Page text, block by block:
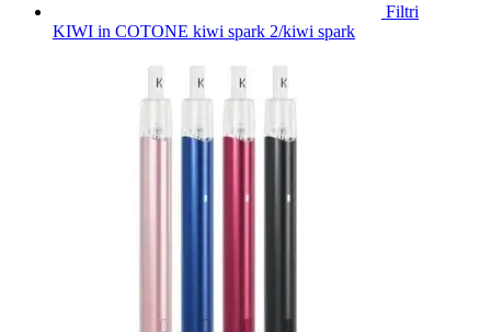
Filtri
KIWI in COTONE kiwi spark 2/kiwi spark